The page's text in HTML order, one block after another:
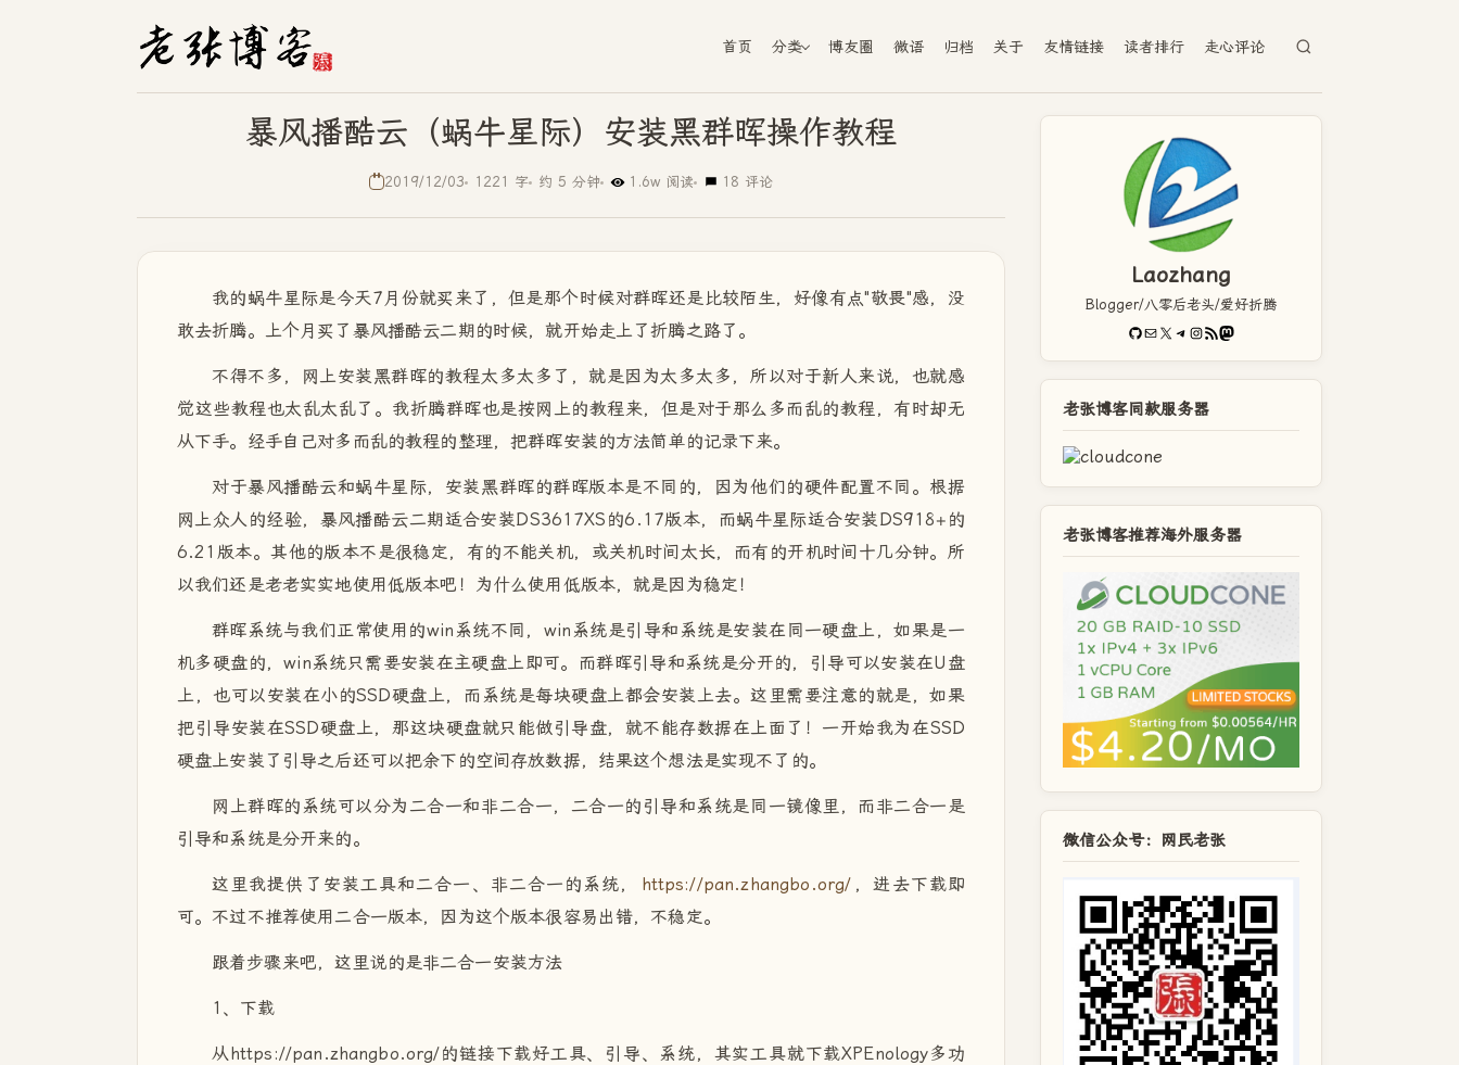
首页 分类 博友圈 微语 归档 关于 友情链接 读者排行 走心评论
暴风播酷云（蜗牛星际）安装黑群晖操作教程
2019/12/03 1221 字 约 5 分钟 1.6w 阅读 18 评论
我的蜗牛星际是今天7月份就买来了，但是那个时候对群晖还是比较陌生，好像有点"敬畏"感，没
敢去折腾。上个月买了暴风播酷云二期的时候，就开始走上了折腾之路了。
不得不多，网上安装黑群晖的教程太多太多了，就是因为太多太多，所以对于新人来说，也就感
觉这些教程也太乱太乱了。我折腾群晖也是按网上的教程来，但是对于那么多而乱的教程，有时却无
从下手。经手自己对多而乱的教程的整理，把群晖安装的方法简单的记录下来。
对于暴风播酷云和蜗牛星际，安装黑群晖的群晖版本是不同的，因为他们的硬件配置不同。根据
网上众人的经验，暴风播酷云二期适合安装DS3617XS的6.17版本，而蜗牛星际适合安装DS918+的
6.21版本。其他的版本不是很稳定，有的不能关机，或关机时间太长，而有的开机时间十几分钟。所
以我们还是老老实实地使用低版本吧！为什么使用低版本，就是因为稳定！
群晖系统与我们正常使用的win系统不同，win系统是引导和系统是安装在同一硬盘上，如果是一
机多硬盘的，win系统只需要安装在主硬盘上即可。而群晖引导和系统是分开的，引导可以安装在U盘
上，也可以安装在小的SSD硬盘上，而系统是每块硬盘上都会安装上去。这里需要注意的就是，如果
把引导安装在SSD硬盘上，那这块硬盘就只能做引导盘，就不能存数据在上面了！一开始我为在SSD
硬盘上安装了引导之后还可以把余下的空间存放数据，结果这个想法是实现不了的。
网上群晖的系统可以分为二合一和非二合一，二合一的引导和系统是同一镜像里，而非二合一是
引导和系统是分开来的。
这里我提供了安装工具和二合一、非二合一的系统， https://pan.zhangbo.org/ ，进去下载即
可。不过不推荐使用二合一版本，因为这个版本很容易出错，不稳定。
跟着步骤来吧，这里说的是非二合一安装方法
1、下载
从https://pan.zhangbo.org/的链接下载好工具、引导、系统，其实工具就下载XPEnology多功
Laozhang
Blogger/八零后老头/爱好折腾
GitHub
电子邮件X Telegram
Instagram
RSS FeedMastodon
老张博客同款服务器
老张博客推荐海外服务器
微信公众号：网民老张